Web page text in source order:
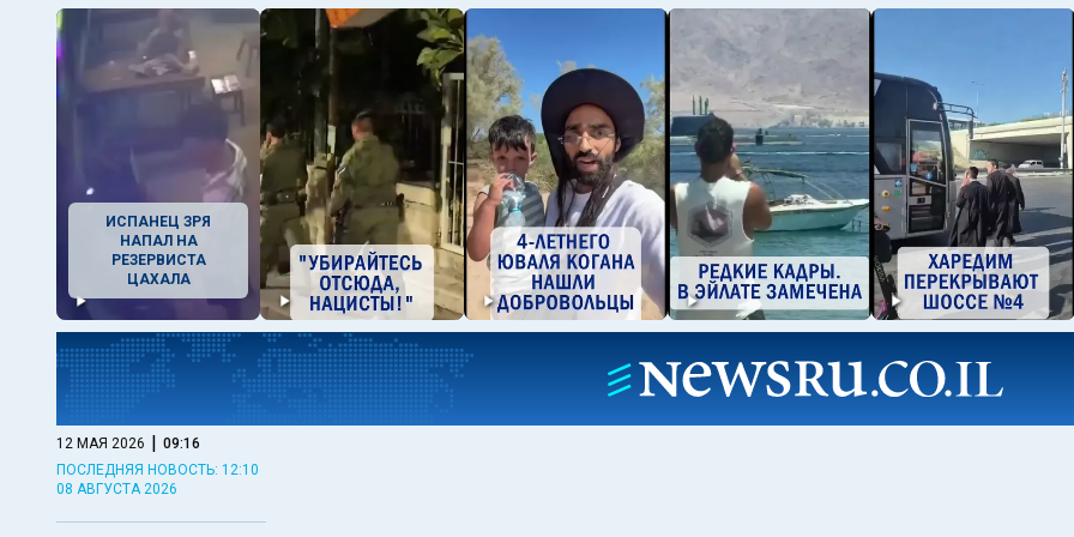
ИСПАНЕЦ ЗРЯ
НАПАЛ НА
РЕЗЕРВИСТА
ЦАХАЛА
12 МАЯ 2026 | 09:16
ПОСЛЕДНЯЯ НОВОСТЬ: 12:10
08 АВГУСТА 2026